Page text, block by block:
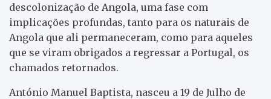
descolonização de Angola, uma fase com
implicações profundas, tanto para os naturais de
Angola que ali permaneceram, como para aqueles
que se viram obrigados a regressar a Portugal, os
chamados retornados.
António Manuel Baptista, nasceu a 19 de Julho de